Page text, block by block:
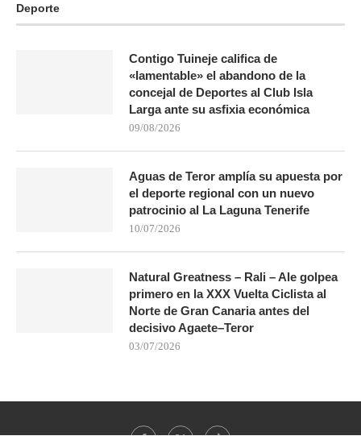
Deporte
Contigo Tuineje califica de
«lamentable» el abandono de la
concejal de Deportes al Club Isla
Larga ante su asfixia económica
09/08/2026
Aguas de Teror amplía su apuesta por
el deporte regional con un nuevo
patrocinio al La Laguna Tenerife
10/07/2026
Natural Greatness – Rali – Ale golpea
primero en la XXX Vuelta Ciclista al
Norte de Gran Canaria antes del
decisivo Agaete–Teror
03/07/2026